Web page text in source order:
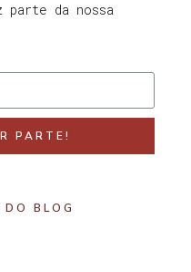
da nossa
PARTE!
BLOG